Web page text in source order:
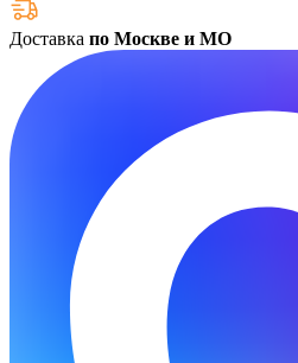
Доставка по Москве и МО